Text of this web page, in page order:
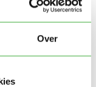
Over